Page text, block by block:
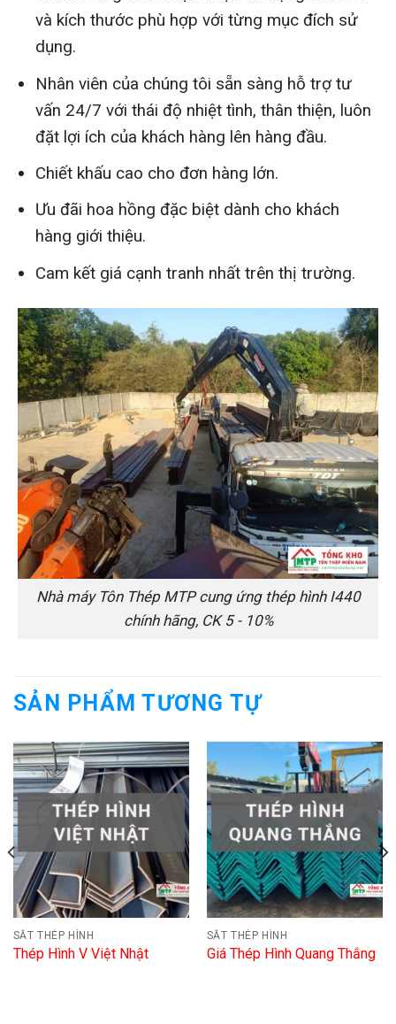
và kích thước phù hợp với từng mục đích sử
dụng.
Nhân viên của chúng tôi sẵn sàng hỗ trợ tư
vấn 24/7 với thái độ nhiệt tình, thân thiện, luôn
đặt lợi ích của khách hàng lên hàng đầu.
Chiết khấu cao cho đơn hàng lớn.
Ưu đãi hoa hồng đặc biệt dành cho khách
hàng giới thiệu.
Cam kết giá cạnh tranh nhất trên thị trường.
Nhà máy Tôn Thép MTP cung ứng thép hình I440
chính hãng, CK 5 - 10%
SẢN PHẨM TƯƠNG TỰ
SẮT THÉP HÌNH
Thép Hình V Việt Nhật
SẮT THÉP HÌNH
Giá Thép Hình Quang Thắng